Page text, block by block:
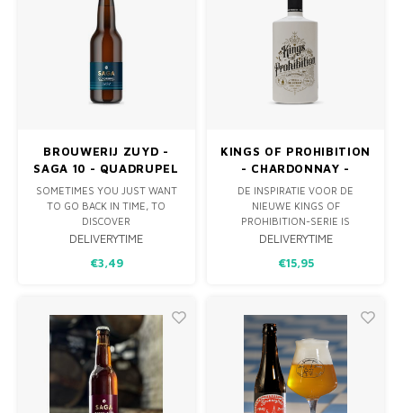
PATER ZORGT G
BROUWERIJ ZUYD -
SAGA 10 - QUADRUPEL
33CL
SOMETIMES YOU JUST WANT
TO GO BACK IN TIME, TO
DISCOVER
THE WORLD'S UNTOLD
STORIES AND MYTHS.
THIS
LEGENDARY QUADRUPLE, TO
HONOUR
THOSE FORGOTTEN HEROIC
TALES AND
STORIES FROM A LONG TIME
AGO.
DELIVERYTIME
€3,49
KINGS OF PROHIBITION
- CHARDONNAY -
WITTE WIJN
DE INSPIRATIE VOOR DE
NIEUWE KINGS OF
PROHIBITION-SERIE IS
AFKOMSTIG UIT CALIFORNIE.
GEINSPIREERD OP DE WILDE
DE JAREN TWINTIG.
DELIVERYTIME
€15,95